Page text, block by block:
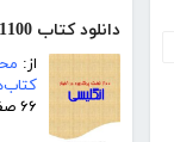
دانلود کتاب 1100 لغت پرکاربرد در اخبار انگلیسی
از:
۶۶ صفحه